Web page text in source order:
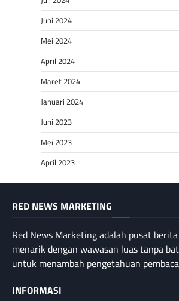
Juni 2024
Mei 2024
April 2024
Maret 2024
Januari 2024
Juni 2023
Mei 2023
April 2023
RED NEWS MARKETING
Red News Marketing adalah pusat
menarik dengan wawasan luas tanpa
untuk menambah pengetahuan
INFORMASI